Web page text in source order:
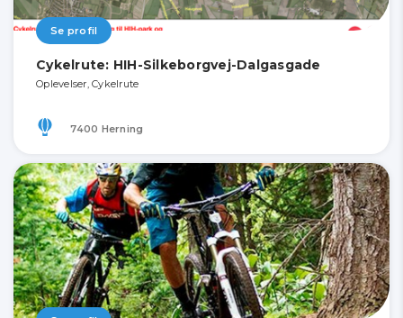
Se profil
Cykelrute: HIH-Silkeborgvej-Dalgasgade
Oplevelser, Cykelrute
7400 Herning